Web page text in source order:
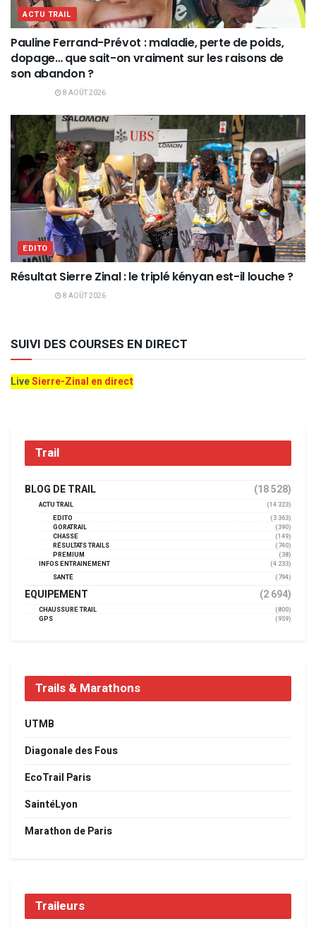
ACTU TRAIL
Pauline Ferrand-Prévot : maladie, perte de poids,
dopage… que sait-on vraiment sur les raisons de
son abandon ?
8 AOÛT 2026
EDITO
Résultat Sierre Zinal : le triplé kényan est-il louche ?
8 AOÛT 2026
SUIVI DES COURSES EN DIRECT
LiveSierre-Zinal en direct
Trail
BLOG DE TRAIL (18 528)
ACTU TRAIL
(14 323)
EDITO
(3 363)
GORATRAIL
(390)
CHASSE
(149)
RÉSULTATS TRAILS
(740)
PREMIUM
(38)
INFOS ENTRAINEMENT
(4 233)
SANTÉ
(794)
EQUIPEMENT (2 694)
CHAUSSURE TRAIL
(800)
GPS
(959)
Trails & Marathons
UTMB
Diagonale des Fous
EcoTrail Paris
SaintéLyon
Marathon de Paris
Traileurs